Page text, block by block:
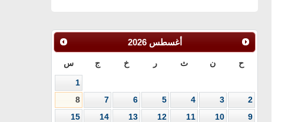
أغسطس 2026
ح ن ث ر خ ج س
1
2
3
4
5
6
7
8
9
10
11
12
13
14
15